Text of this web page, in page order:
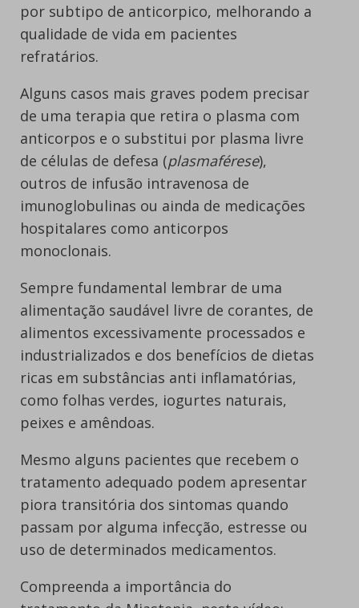
por subtipo de anticorpico, melhorando a
qualidade de vida em pacientes
refratários.
Alguns casos mais graves podem precisar
de uma terapia que retira o plasma com
anticorpos e o substitui por plasma livre
de células de defesa (plasmaférese),
outros de infusão intravenosa de
imunoglobulinas ou ainda de medicações
hospitalares como anticorpos
monoclonais.
Sempre fundamental lembrar de uma
alimentação saudável livre de corantes, de
alimentos excessivamente processados e
industrializados e dos benefícios de dietas
ricas em substâncias anti inflamatórias,
como folhas verdes, iogurtes naturais,
peixes e amêndoas.
Mesmo alguns pacientes que recebem o
tratamento adequado podem apresentar
piora transitória dos sintomas quando
passam por alguma infecção, estresse ou
uso de determinados medicamentos.
Compreenda a importância do